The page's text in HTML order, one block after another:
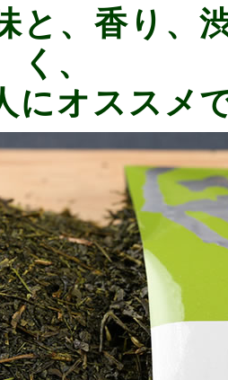
と、香り、
く、
にオススメで